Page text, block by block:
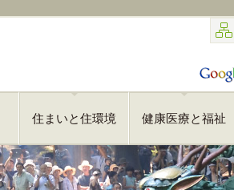
住まいと住環境 健康医療と福祉